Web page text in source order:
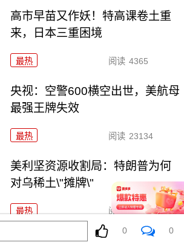
高市早苗又作妖！特高课卷土重
来，日本三重困境
最热 阅读 4365
央视：空警600横空出世，美航母
最强王牌失效
最热 阅读 23134
美利坚资源收割局：特朗普为何
对乌稀土\"摊牌\"
最热 阅读 10331
普京不忍了！俄突破禁忌，猛轰
0 0